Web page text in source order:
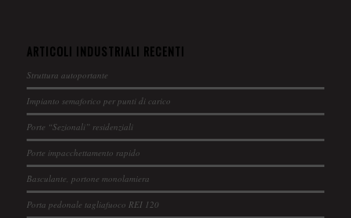
ARTICOLI INDUSTRIALI RECENTI
Struttura autoportante
Impianto semaforico per punti di carico
Porte “Sezionali” residenziali
Porte impacchettamento rapido
Basculante, portone monolamiera
Porta pedonale tagliafuoco REI 120